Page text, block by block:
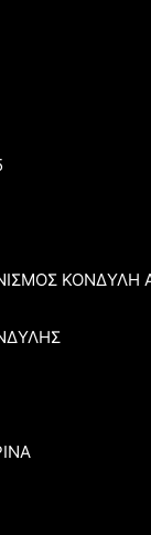
ΚΟΝΔΥΛΗ